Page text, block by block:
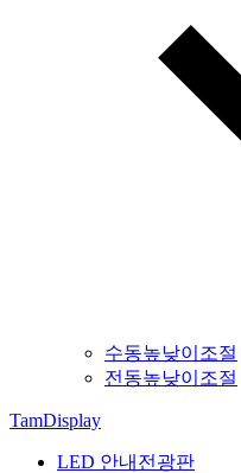
수동높낮이조절
전동높낮이조절
TamDisplay
LED 안내전광판